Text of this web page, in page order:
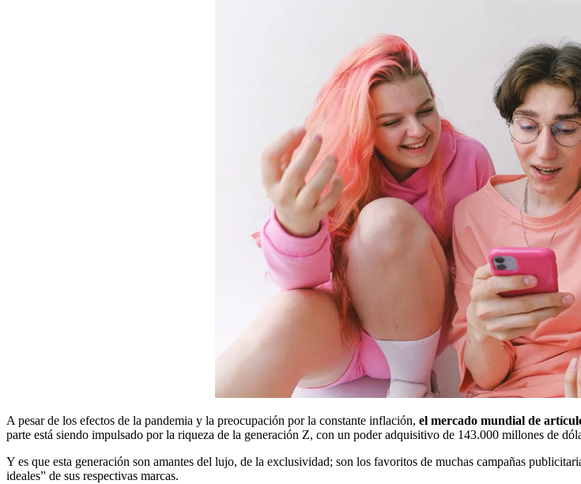
A pesar de los efectos de la pandemia y la preocupación por la constante inflación, el mercado mundial de
parte está siendo impulsado por la riqueza de la generación Z, con un poder adquisitivo de 143.000 millones de
Y es que esta generación son amantes del lujo, de la exclusividad; son los favoritos de muchas campañas
ideales” de sus respectivas marcas.